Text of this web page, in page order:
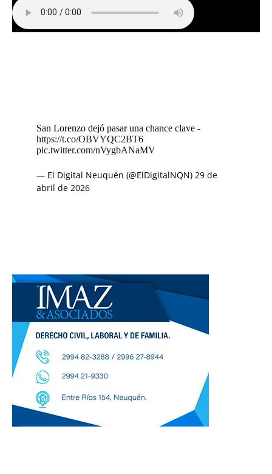
San Lorenzo dejó pasar una chance clave -
https://t.co/OBVYQC2BT6
pic.twitter.com/nVygbANaMV
— El Digital Neuquén (@ElDigitalNQN) 29 de
abril de 2026